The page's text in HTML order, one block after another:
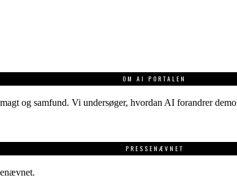
OM AI PORTALEN
og samfund. Vi undersøger, hvordan AI forandrer
PRESSENÆVNET